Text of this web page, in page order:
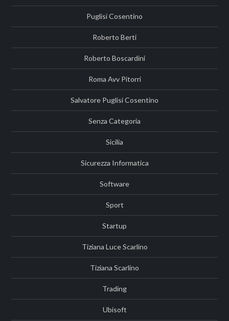
Puglisi Cosentino
Roberto Berti
Roberto Boscardini
Roma Avv Pitorri
Salvatore Puglisi Cosentino
Senza Categoria
Sicilia
Sicurezza Informatica
Software
Sport
Startup
Tiziana Luce Scarlino
Tiziana Scarlino
Trading
Ubisoft